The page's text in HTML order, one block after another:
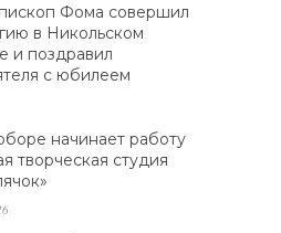
Фома совершил
в Никольском
и поздравил
с юбилеем
начинает работу
творческая студия